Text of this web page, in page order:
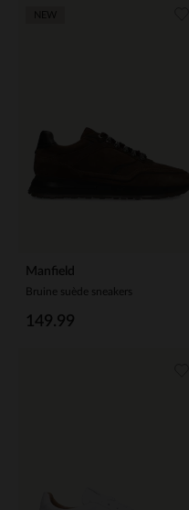
Manfield
Bruine suède sneakers
149.99